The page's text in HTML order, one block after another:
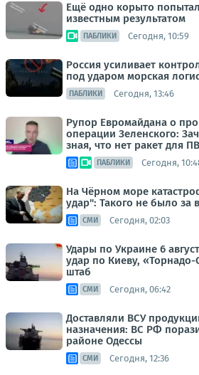
Ещё одно корыто
известным результатом
ПАБЛИКИ Сегодня, 10:59
Россия усиливает
под ударом морская
ПАБЛИКИ Сегодня, 13:46
Рупор Евромайдана о
операции Зеленского:
зная, что нет ракет для
ПАБЛИКИ Сегодня,
На Чёрном море
удар": Такого не было за
СМИ Сегодня, 02:03
Удары по Украине 6
удар по Киеву,
штаб
СМИ Сегодня, 06:42
Доставляли ВСУ
назначения: ВС РФ
районе Одессы
СМИ Сегодня, 12:36